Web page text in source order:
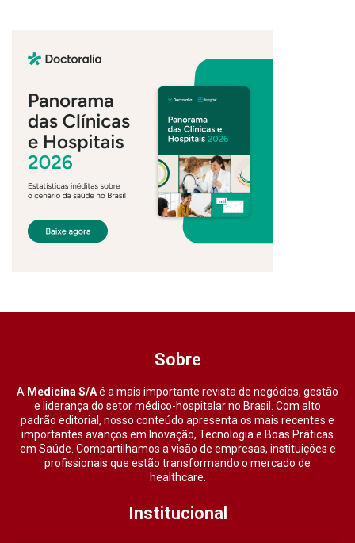
Sobre
A Medicina S/Aé a mais importante revista de negócios, gestão
e liderança do setor médico-hospitalar no Brasil. Com alto
padrão editorial, nosso conteúdo apresenta os mais recentes e
importantes avanços em Inovação, Tecnologia e Boas Práticas
em Saúde. Compartilhamos a visão de empresas, instituições e
profissionais que estão transformando o mercado de
healthcare.
Institucional